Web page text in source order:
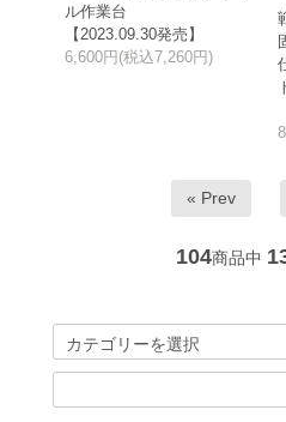
ル作業台
【2023.09.30発売】
6,600円(税込7,260円)
« Prev
104商品中